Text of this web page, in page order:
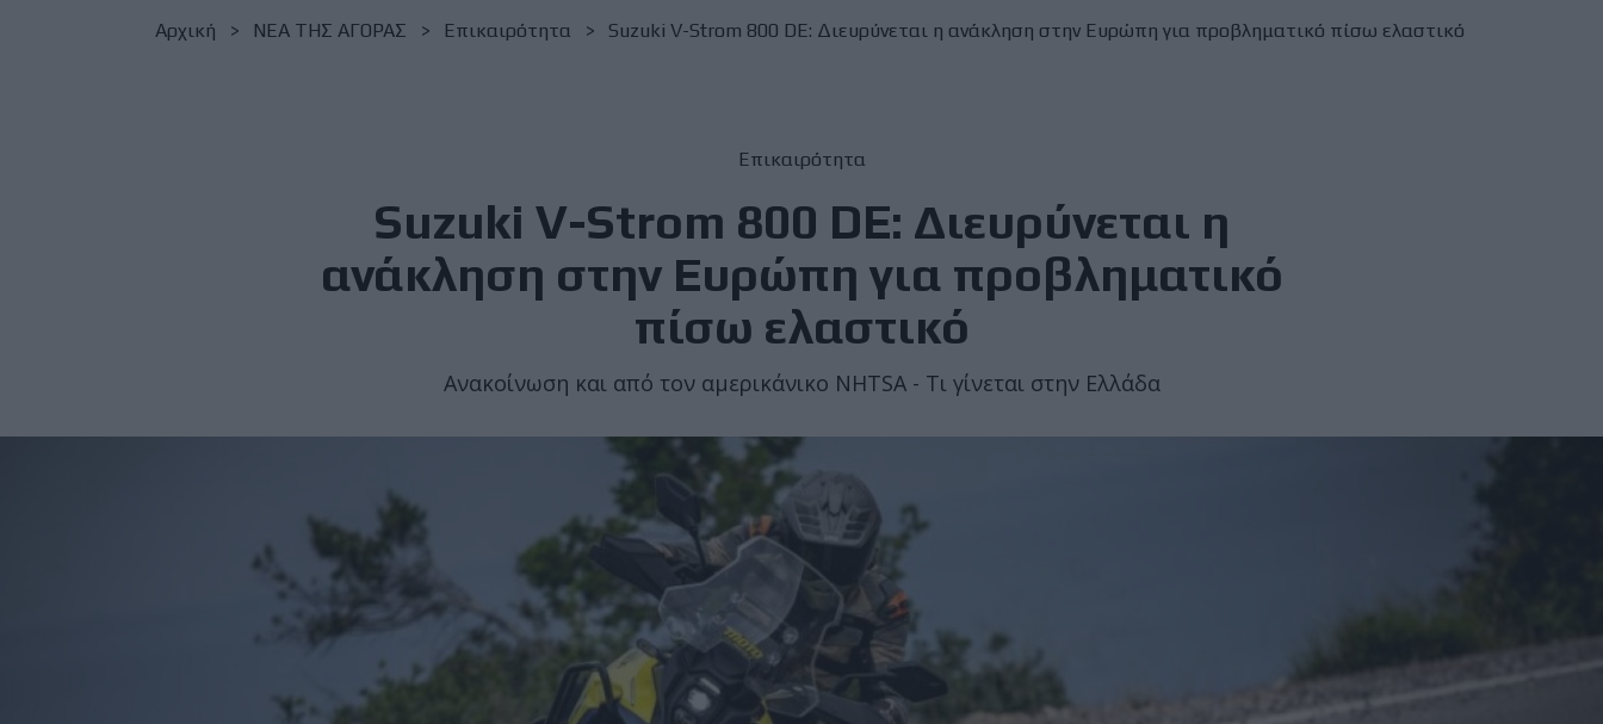
Breadcrumb
Αρχική NΕΑ ΤΗΣ ΑΓΟΡΑΣ Επικαιρότητα Suzuki V-Strom 800 DE: Διευρύνεται η ανάκληση στην Ευρώπη για προβληματικό πίσω ελαστικό
Επικαιρότητα
Suzuki V-Strom 800 DE: Διευρύνεται η
ανάκληση στην Ευρώπη για προβληματικό
πίσω ελαστικό
Ανακοίνωση και από τον αμερικάνικο NHTSA - Τι γίνεται στην Ελλάδα